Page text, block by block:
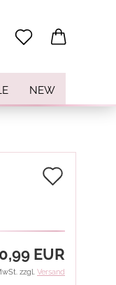
NEW
0,99 EUR
zzgl. Versand